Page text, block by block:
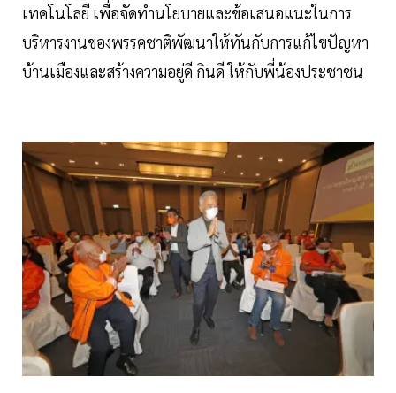
เทคโนโลยี เพื่อจัดทำนโยบายและข้อเสนอแนะในการ
บริหารงานของพรรคชาติพัฒนาให้ทันกับการแก้ไขปัญหา
บ้านเมืองและสร้างความอยู่ดี กินดี ให้กับพี่น้องประชาชน